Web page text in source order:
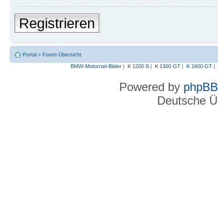
Registrieren
Portal » Foren-Übersicht
BMW-Motorrad-Bilder| K 1200 S| K 1300 GT| K 1600 GT|
Powered by phpBB
Deutsche